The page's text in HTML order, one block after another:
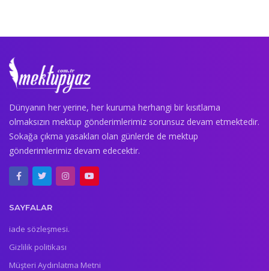
Dünyanın her yerine, her kuruma herhangi bir kısıtlama
olmaksızın mektup gönderimlerimiz sorunsuz devam etmektedir.
Sokağa çıkma yasakları olan günlerde de mektup
gönderimlerimiz devam edecektir.
SAYFALAR
iade sözleşmesi.
Gizlilik politikası
Müşteri Aydınlatma Metni